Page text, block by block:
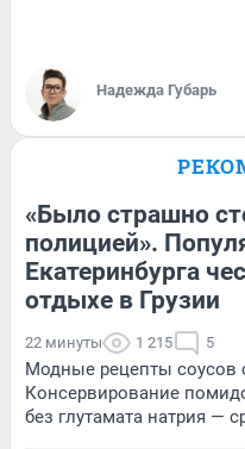
Надежда Губарь
«Было страшно
полицией».
Екатеринбурга
отдыхе в Грузии
22 минуты 1 215 5
Модные рецепты соусов
Консервирование
без глутамата натрия —